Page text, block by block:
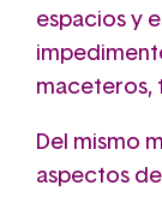
espacios y
maceteros,
Del mismo
aspectos